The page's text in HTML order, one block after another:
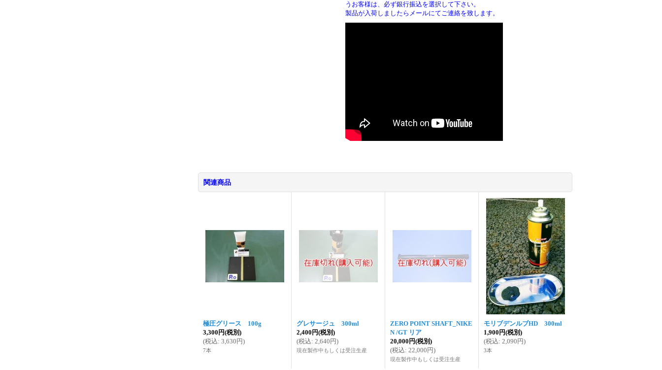
うお客様は、必ず銀行振込を選択して下さい。
製品が入荷しましたらメールにてご連絡を致します。
関連商品
極圧グリース 100g
3,300円(税別)
(税込: 3,630円)
7本
グレサージュ 300ml
2,400円(税別)
(税込: 2,640円)
現在製作中もしくは受注生産
ZERO POINT SHAFT_NIKE
N /GT リア
20,000円(税別)
(税込: 22,000円)
現在製作中もしくは受注生産
モリブデンルブHD 300ml
1,900円(税別)
(税込: 2,090円)
3本